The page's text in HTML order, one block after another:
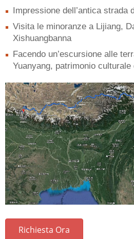
Impressione dell’antica strada
Visita le minoranze a Lijiang,
Xishuangbanna
Facendo un’escursione alle
Yuanyang, patrimonio culturale
Richiesta Ora